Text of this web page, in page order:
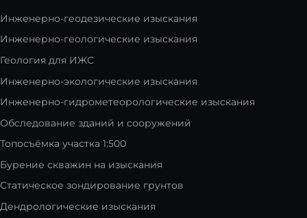
Инженерно-геодезические изыскания
Инженерно-геологические изыскания
Геология для ИЖС
Инженерно-экологические изыскания
Инженерно-гидрометеорологические изыскания
Обследование зданий и сооружений
Топосъёмка участка 1:500
Бурение скважин на изыскания
Статическое зондирование грунтов
Дендрологические изыскания